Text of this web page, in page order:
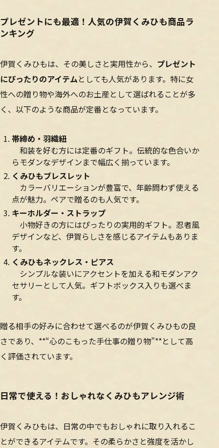
プレゼントにも最適！人気の伊賀くみひも商品ラ
ンキング
伊賀くみひもは、その美しさと実用性から、 プレゼント
にぴったりのアイテムとしても人気があります。特に女
性への贈り物や海外へのお土産として選ばれることが多
く、以下のような商品が定番となっています。
帯締め・羽織紐
和装を好む方には定番のギフト。伝統的な色合いか
らモダンなデザインまで幅広く揃っています。
くみひもブレスレット
カラーバリエーションが豊富で、年齢問わず使える
点が魅力。ペアで贈るのも人気です。
キーホルダー・ストラップ
小物好きの方にはぴったりの実用的ギフト。忍者風
デザインなど、伊賀らしさを感じるアイテムもありま
す。
くみひもネックレス・ピアス
シンプルな装いにアクセントを加える和モダンアク
セサリーとして人気。ギフトボックス入りも選べま
す。
贈る相手の好みに合わせて選べるのが伊賀くみひもの良
さであり、**“心のこもった手仕事の贈り物”**として高
く評価されています。
日常で使える！おしゃれなくみひもアレンジ術
伊賀くみひもは、日常の中でもおしゃれに取り入れるこ
とができるアイテムです。その柔らかさと強度を活かし